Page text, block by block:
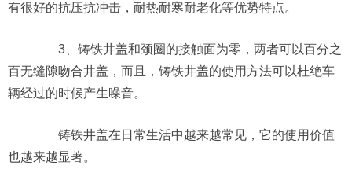
有很好的抗压抗冲击，耐热耐寒耐老化等优势特点。
3、铸铁井盖和颈圈的接触面为零，两者可以百分之
百无缝隙吻合井盖，而且，铸铁井盖的使用方法可以杜绝车
辆经过的时候产生噪音。
铸铁井盖在日常生活中越来越常见，它的使用价值
也越来越显著。